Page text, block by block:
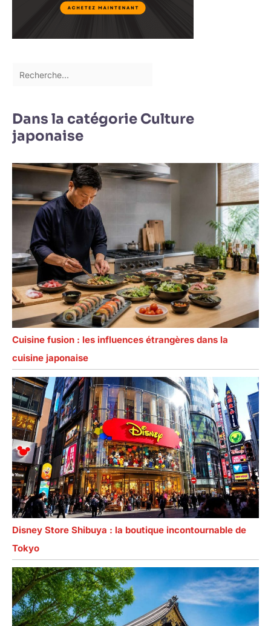
Dans la catégorie Culture
japonaise
Cuisine fusion : les influences étrangères dans la
cuisine japonaise
Disney Store Shibuya : la boutique incontournable de
Tokyo